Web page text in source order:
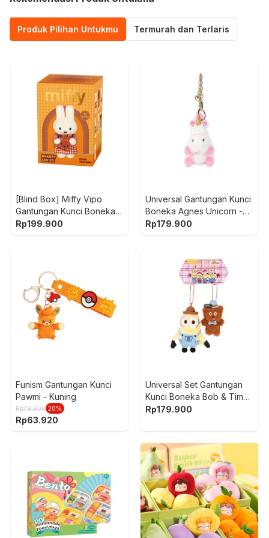
Produk Pilihan Untukmu Termurah dan Terlaris
[Blind Box] Miffy Vipo
Gantungan Kunci Boneka
Plush Bakery
Rp199.900
Universal Gantungan Kunci
Boneka Agnes Unicorn -
Putih/Pink
Rp179.900
Funism Gantungan Kunci
Pawmi - Kuning
Rp79.900 20%
Rp63.920
Universal Set Gantungan
Kunci Boneka Bob & Tim
Gentleman -
Rp179.900